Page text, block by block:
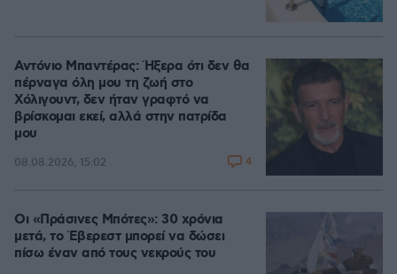
Αντόνιο Μπαντέρας: Ήξερα ότι δεν θα
πέρναγα όλη μου τη ζωή στο
Χόλιγουντ, δεν ήταν γραφτό να
βρίσκομαι εκεί, αλλά στην πατρίδα
μου
08.08.2026, 15:02 4
Οι «Πράσινες Μπότες»: 30 χρόνια
μετά, το Έβερεστ μπορεί να δώσει
πίσω έναν από τους νεκρούς του